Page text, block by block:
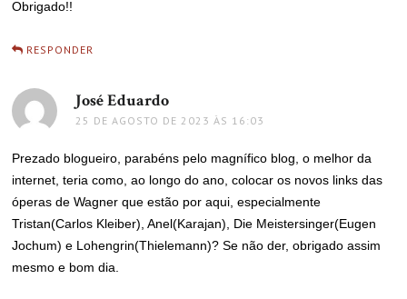
Obrigado!!
RESPONDER
José Eduardo
25 DE AGOSTO DE 2023 ÀS 16:03
Prezado blogueiro, parabéns pelo magnífico blog, o melhor da
internet, teria como, ao longo do ano, colocar os novos links das
óperas de Wagner que estão por aqui, especialmente
Tristan(Carlos Kleiber), Anel(Karajan), Die Meistersinger(Eugen
Jochum) e Lohengrin(Thielemann)? Se não der, obrigado assim
mesmo e bom dia.